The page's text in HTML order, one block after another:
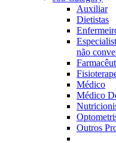
Auxiliar
Dietistas
não
Médico
Médico
Outros